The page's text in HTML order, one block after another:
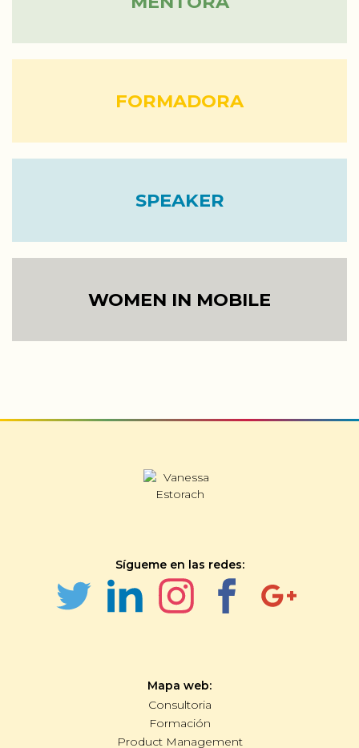
FORMADORA
SPEAKER
WOMEN IN MOBILE
Sígueme en las redes:
Mapa web:
Consultoria
Formación
Product Management